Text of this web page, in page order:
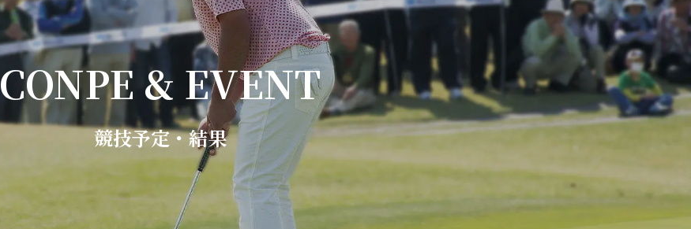
CONPE & EVENT
競技予定・結果